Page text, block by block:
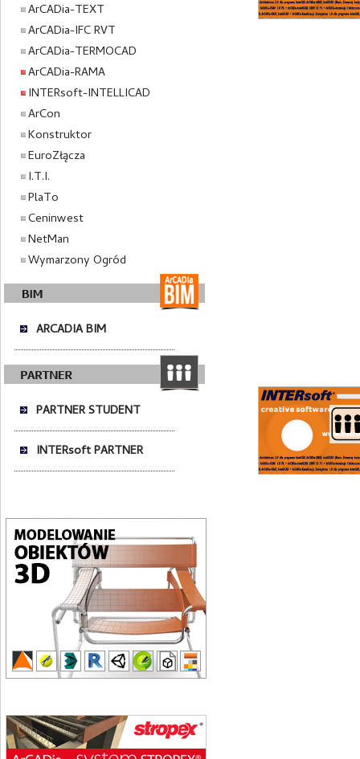
ArCADia-TEXT
ArCADia-IFC RVT
ArCADia-TERMOCAD
ArCADia-RAMA
INTERsoft-INTELLICAD
ArCon
Konstruktor
EuroZłącza
I.T.I.
PlaTo
Ceninwest
NetMan
Wymarzony Ogród
ARCADIA BIM
PARTNER STUDENT
INTERsoft PARTNER